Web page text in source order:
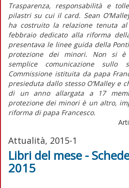
Trasparenza, responsabilità e
pilastri su cui il card. Sean
ha costruito la relazione tenuta
febbraio dedicato alla riforma
presentava le linee guida della
protezione dei minori. Non si
semplice comunicazione
Commissione istituita da papa
presieduta dallo stesso O’Malley e
di un anno allargata a 17
protezione dei minori è un altro,
riforma di papa Francesco.
Attualità, 2015-1
Libri del mese -
2015